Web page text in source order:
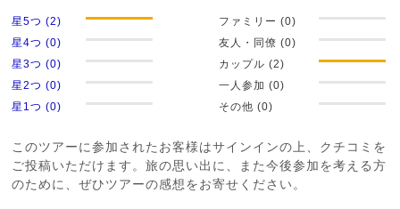
星5つ (2)
星4つ (0)
星3つ (0)
星2つ (0)
星1つ (0)
ファミリー (0)
友人・同僚 (0)
カップル (2)
一人参加 (0)
その他 (0)
このツアーに参加されたお客様はサインインの上、クチコミを
ご投稿いただけます。旅の思い出に、また今後参加を考える方
のために、ぜひツアーの感想をお寄せください。